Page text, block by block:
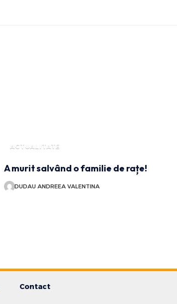
ACTUALITATE
A murit salvând o familie de rațe!
DUDAU ANDREEA VALENTINA
Contact